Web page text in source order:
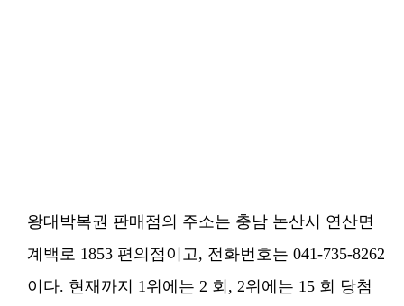
왕대박복권 판매점의 주소는 충남 논산시 연산면
계백로 1853 편의점이고, 전화번호는 041-735-8262
이다. 현재까지 1위에는 2 회, 2위에는 15 회 당첨